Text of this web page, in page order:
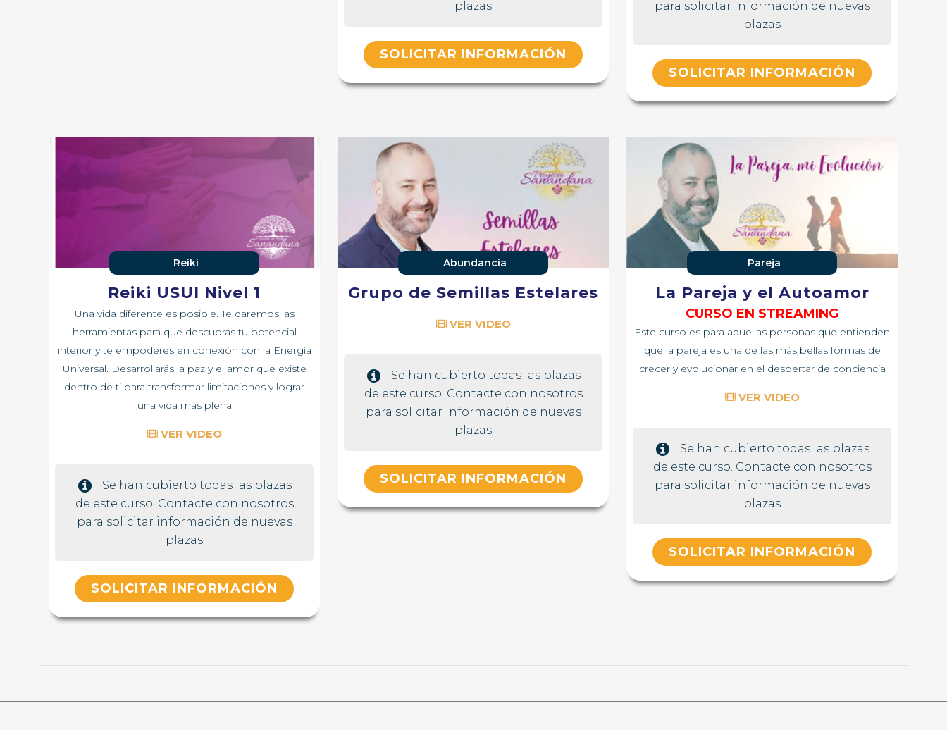
plazas
SOLICITAR INFORMACIÓN
para solicitar información de nuevas
plazas
SOLICITAR INFORMACIÓN
Reiki
Reiki USUI Nivel 1
Una vida diferente es posible. Te daremos las
herramientas para que descubras tu potencial
interior y te empoderes en conexión con la Energía
Universal. Desarrollarás la paz y el amor que existe
dentro de ti para transformar limitaciones y lograr
una vida más plena
VER VIDEO
Se han cubierto todas las plazas
de este curso. Contacte con nosotros
para solicitar información de nuevas
plazas
SOLICITAR INFORMACIÓN
Abundancia
Grupo de Semillas Estelares
VER VIDEO
Se han cubierto todas las plazas
de este curso. Contacte con nosotros
para solicitar información de nuevas
plazas
SOLICITAR INFORMACIÓN
Pareja
La Pareja y el Autoamor
CURSO EN STREAMING
Este curso es para aquellas personas que entienden
que la pareja es una de las más bellas formas de
crecer y evolucionar en el despertar de conciencia
VER VIDEO
Se han cubierto todas las plazas
de este curso. Contacte con nosotros
para solicitar información de nuevas
plazas
SOLICITAR INFORMACIÓN